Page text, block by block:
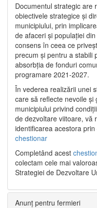
Documentul strategic are
obiectivele strategice și
municipiului, prin
de afaceri și populației
consens în ceea ce
precum și pentru a stabili
absorbția de fonduri
programare 2021-2027.
În vederea realizării unei
care să reflecte nevoile
municipiului privind
de dezvoltare viitoare, vă
identificarea acestora
chestionar
Completând acest
colectam cele mai
Strategiei de Dezvoltare
Anunț pentru fermieri